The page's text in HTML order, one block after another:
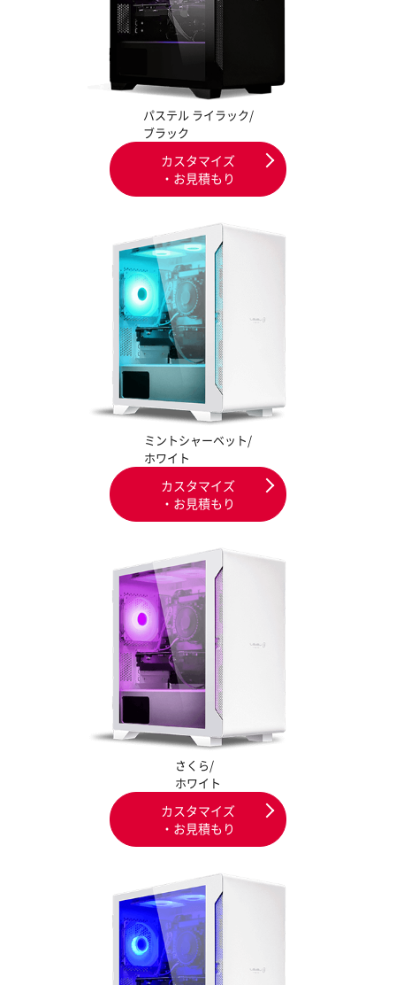
パステル ライラック/
ブラック
カスタマイズ
・お見積もり
ミントシャーベット/
ホワイト
カスタマイズ
・お見積もり
さくら/
ホワイト
カスタマイズ
・お見積もり